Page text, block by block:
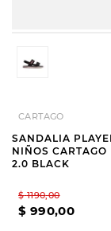
CARTAGO
SANDALIA
NIÑOS CARTAGO
2.0 BLACK
$ 1190,00
$ 990,00